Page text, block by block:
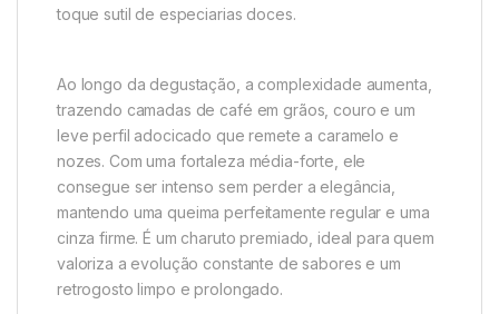
toque sutil de especiarias doces.
Ao longo da degustação, a complexidade aumenta,
trazendo camadas de café em grãos, couro e um
leve perfil adocicado que remete a caramelo e
nozes. Com uma fortaleza média-forte, ele
consegue ser intenso sem perder a elegância,
mantendo uma queima perfeitamente regular e uma
cinza firme. É um charuto premiado, ideal para quem
valoriza a evolução constante de sabores e um
retrogosto limpo e prolongado.